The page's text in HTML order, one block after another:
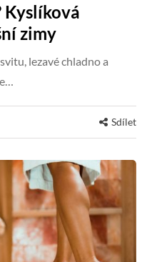
Kyslíková
zimy
lezavé chladno a
Sdílet